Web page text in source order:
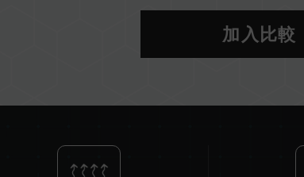
若未啟用 XMP 2.0（
DDR4 2133 / 2400 (或
超頻導致系統不穩定，
請確認您的主機板與處
加入比較